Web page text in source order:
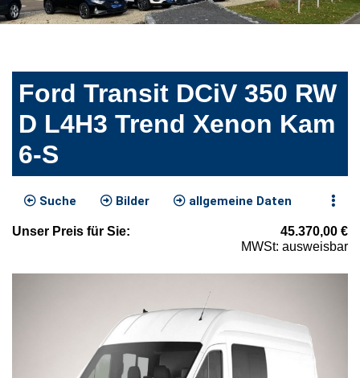
Ford Transit DCiV 350 RW
D L4H3 Trend Xenon Kam
6-S
Suche Bilder allgemeine Daten
Unser Preis für Sie: 45.370,00 €
MWSt: ausweisbar